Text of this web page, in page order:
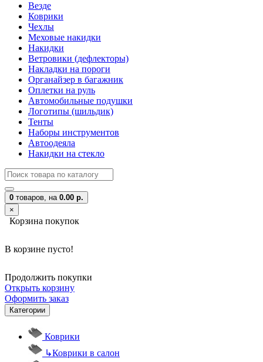
Везде
Коврики
Чехлы
Меховые накидки
Накидки
Ветровики (дефлекторы)
Накладки на пороги
Органайзер в багажник
Оплетки на руль
Автомобильные подушки
Логотипы (шильдик)
Тенты
Наборы инструментов
Автоодеяла
Накидки на стекло
0 товаров, на 0.00 р.
×
Корзина покупок
В корзине пусто!
Продолжить покупки
Открыть корзину
Оформить заказ
Категории
Коврики
↳Коврики в салон